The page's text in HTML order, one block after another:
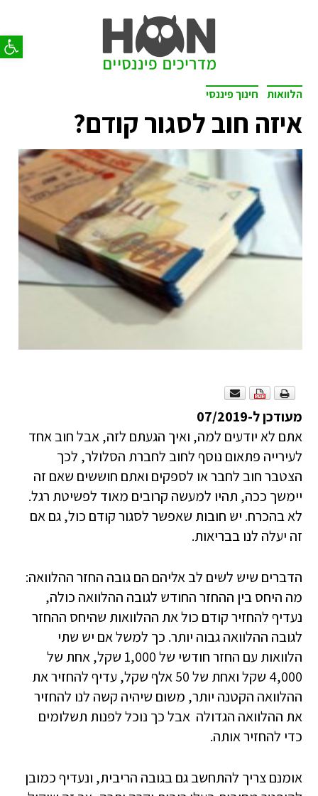
פתח
הלוואות חינוך פיננסי
איזה חוב לסגור קודם?
מעודכן ל-07/2019
אתם לא יודעים למה, ואיך הגעתם לזה, אבל חוב אחד
לעירייה פתאום נוסף לחוב לחברת הסלולר, לכך
הצטבר חוב לחבר או לספקים ואתם חוששים שאם זה
יימשך ככה, תהיו למעשה קרובים מאוד לפשיטת רגל.
לא בהכרח. יש חובות שאפשר לסגור קודם כול, גם אם
זה יעלה לנו בבריאות.
הדברים שיש לשים לב אליהם הם גובה החזר ההלוואה:
מה היחס בין ההחזר החודש לגובה ההלוואה כולה,
נעדיף להחזיר קודם כול את ההלוואות שהיחס ההחזר
לגובה ההלוואה גבוה יותר. כך למשל אם יש שתי
הלוואות עם החזר חודשי של 1,000 שקל, אחת של
4,000 שקל ואחת של 50 אלף שקל, עדיף להחזיר את
ההלוואה הקטנה יותר, משום שיהיה קשה לנו להחזיר
את ההלוואה הגדולה אבל כך נוכל לפנות תשלומים
כדי להחזיר אותה.
אומנם צריך להתחשב גם בגובה הריבית, ונעדיף כמובן